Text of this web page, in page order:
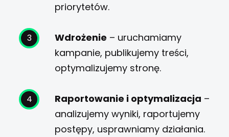
priorytetów.
Wdrożenie – uruchamiamy
kampanie, publikujemy treści,
optymalizujemy stronę.
Raportowanie i optymalizacja –
analizujemy wyniki, raportujemy
postępy, usprawniamy działania.